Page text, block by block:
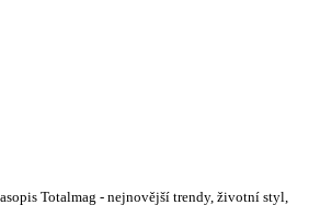
Totalmag - nejnovější trendy, životní styl,